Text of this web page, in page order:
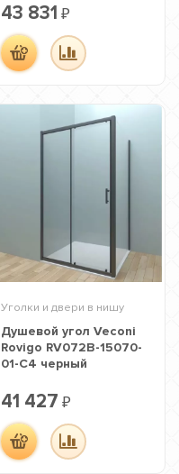
43 831 ₽
Уголки и двери в нишу
Душевой угол Veconi
Rovigo RV072B-15070-
01-C4 черный
41 427 ₽